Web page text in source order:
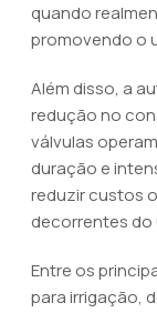
quando
promovendo o
Além disso, a
redução no
válvulas
duração e
reduzir custos
decorrentes do
Entre os
para irrigação,